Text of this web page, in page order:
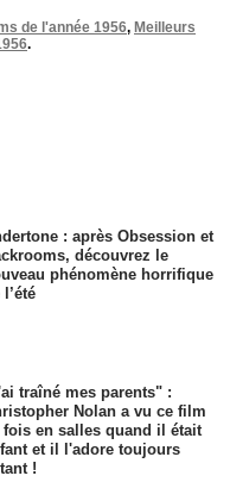
de l'année 1956, Meilleurs
.
: après Obsession et
découvrez le
phénomène horrifique
l’été
traîné mes parents" :
Nolan a vu ce film
fois en salles quand il était
et il l'adore toujours
!